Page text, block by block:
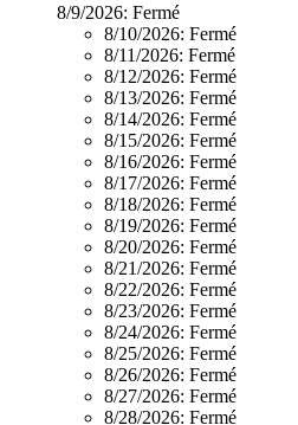
8/9/2026: Fermé
8/10/2026: Fermé
8/11/2026: Fermé
8/12/2026: Fermé
8/13/2026: Fermé
8/14/2026: Fermé
8/15/2026: Fermé
8/16/2026: Fermé
8/17/2026: Fermé
8/18/2026: Fermé
8/19/2026: Fermé
8/20/2026: Fermé
8/21/2026: Fermé
8/22/2026: Fermé
8/23/2026: Fermé
8/24/2026: Fermé
8/25/2026: Fermé
8/26/2026: Fermé
8/27/2026: Fermé
8/28/2026: Fermé